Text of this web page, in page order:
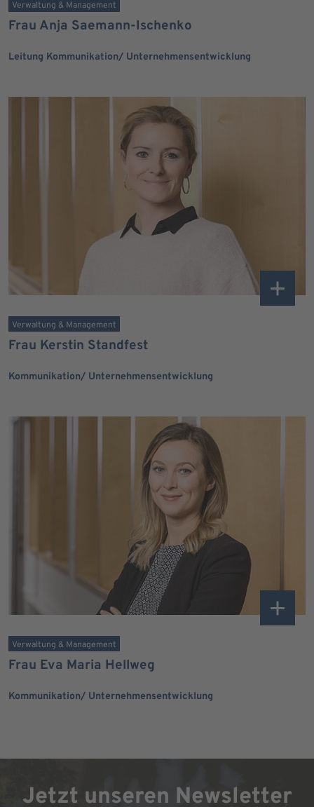
Verwaltung & Management
Frau Anja Saemann-Ischenko
Leitung Kommunikation/ Unternehmensentwicklung
Verwaltung & Management
Frau Kerstin Standfest
Kommunikation/ Unternehmensentwicklung
Verwaltung & Management
Frau Eva Maria Hellweg
Kommunikation/ Unternehmensentwicklung
Jetzt unseren Newsletter